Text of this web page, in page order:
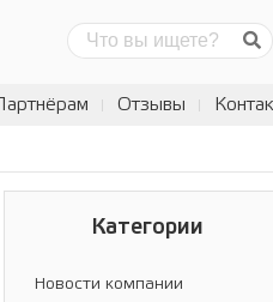
Партнёрам Отзывы
Категории
Новости компании